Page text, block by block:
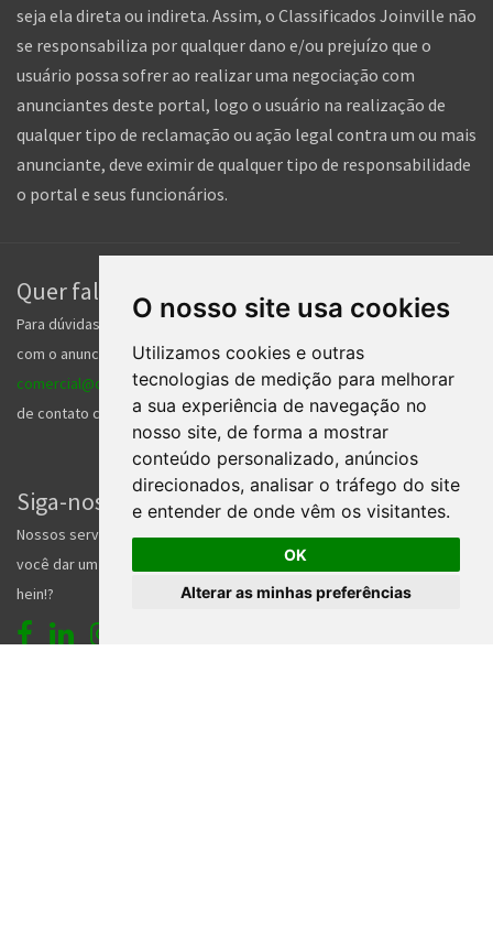
O nosso site usa cookies
Utilizamos cookies e outras
tecnologias de medição para melhorar
a sua experiência de navegação no
nosso site, de forma a mostrar
conteúdo personalizado, anúncios
direcionados, analisar o tráfego do site
e entender de onde vêm os visitantes.
OK
Alterar as minhas preferências
seja ela direta ou indireta. Assim, o Classificados Joinville não
se responsabiliza por qualquer dano e/ou prejuízo que o
usuário possa sofrer ao realizar uma negociação com
anunciantes deste portal, logo o usuário na realização de
qualquer tipo de reclamação ou ação legal contra um ou mais
anunciante, deve eximir de qualquer tipo de responsabilidade
o portal e seus funcionários.
Quer falar com a gente?
Para dúvidas sobre qualquer anúncio, você deverá fazer contato
com o anunciante. Para outros assuntos fale com a gente pelo
comercial@classificadosjoinville.com.brou envie o formulário
de contato clicandoaqui
Siga-nos nas redes sociais!
Nossos serviços gratuitos ajudam milhares de pessoas, que tal
você dar um forcinha pra gente e nos seguir nas redes sociais
hein!?